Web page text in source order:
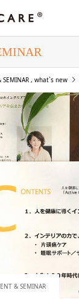
SEMINAR , what`s new
& SEMINAR